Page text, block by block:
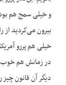
و خیلی سمج هم
بیرون می‌کردید
خیلی هم پررو
در زمانش هم خوب،
دیگر آن قانون چیز